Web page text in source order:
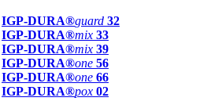
IGP-DURA®guard 32
IGP-DURA®mix 33
IGP-DURA®mix 39
IGP-DURA®one 56
IGP-DURA®one 66
IGP-DURA®pox 02